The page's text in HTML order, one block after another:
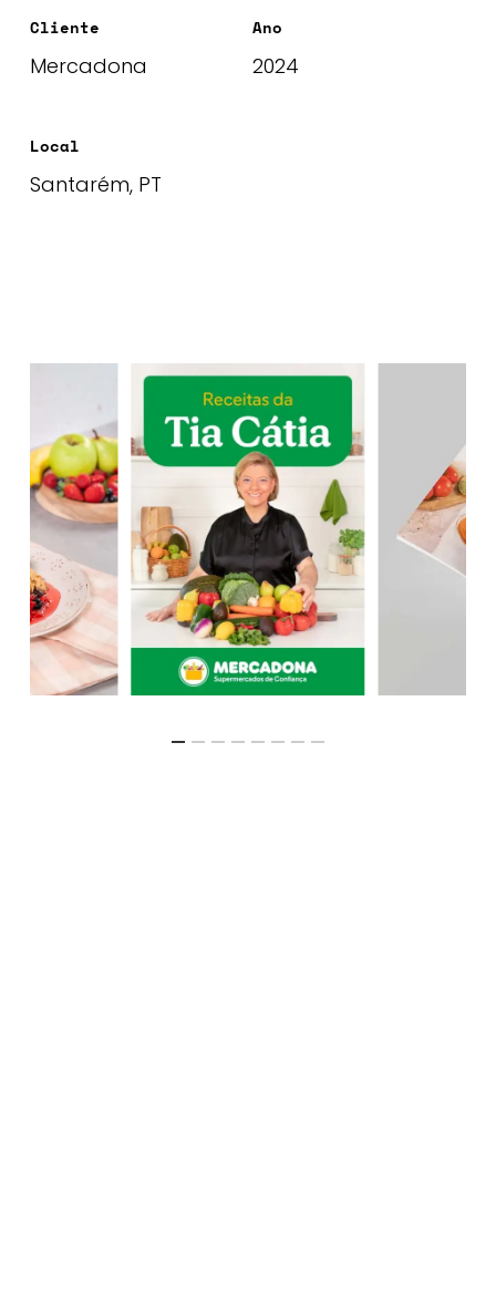
Cliente
Mercadona
Ano
2024
Local
Santarém, PT